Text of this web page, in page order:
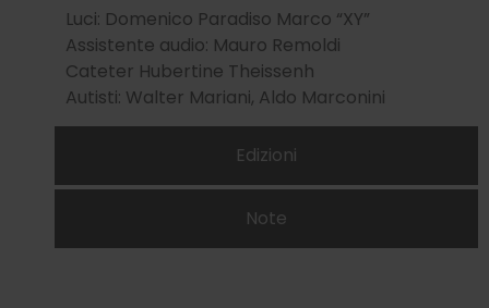
Edizioni
Note
Luci: Domenico Paradiso Marco “XY”
Assistente audio: Mauro Remoldi
Cateter Hubertine Theissenh
Autisti: Walter Mariani, Aldo Marconini